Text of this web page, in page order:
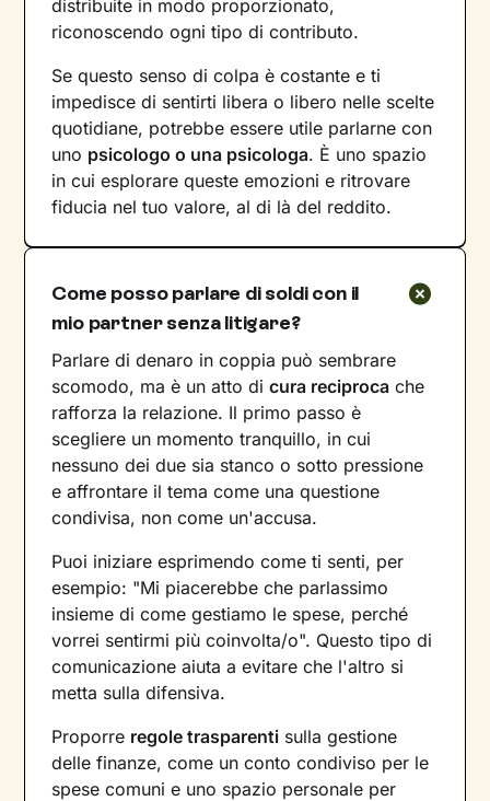
distribuite in modo proporzionato,
riconoscendo ogni tipo di contributo.
Se questo senso di colpa è costante e ti
impedisce di sentirti libera o libero nelle scelte
quotidiane, potrebbe essere utile parlarne con
uno psicologo o una psicologa. È uno spazio
in cui esplorare queste emozioni e ritrovare
fiducia nel tuo valore, al di là del reddito.
Come posso parlare di soldi con il
mio partner senza litigare?
Parlare di denaro in coppia può sembrare
scomodo, ma è un atto dicura reciproca che
rafforza la relazione. Il primo passo è
scegliere un momento tranquillo, in cui
nessuno dei due sia stanco o sotto pressione
e affrontare il tema come una questione
condivisa, non come un'accusa.
Puoi iniziare esprimendo come ti senti, per
esempio: "Mi piacerebbe che parlassimo
insieme di come gestiamo le spese, perché
vorrei sentirmi più coinvolta/o". Questo tipo di
comunicazione aiuta a evitare che l'altro si
metta sulla difensiva.
Proporre regole trasparenti sulla gestione
delle finanze, come un conto condiviso per le
spese comuni e uno spazio personale per